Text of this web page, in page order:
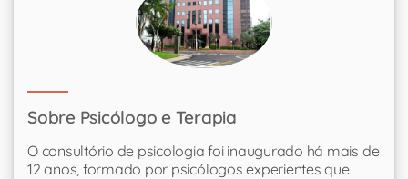
Sobre Psicólogo e Terapia
O consultório de psicologia foi inaugurado há mais de
12 anos, formado por psicólogos experientes que